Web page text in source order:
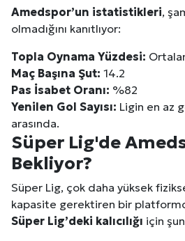
Amedspor’un istatistikleri,
olmadığını kanıtlıyor:
Topla Oynama Yüzdesi:
Maç Başına Şut: 14.2
Pas İsabet Oranı: %82
Yenilen Gol Sayısı: Ligin en az
arasında.
Süper Lig'de
Bekliyor?
Süper Lig, çok daha yüksek
kapasite gerektiren bir
Süper Lig’deki kalıcılığı için